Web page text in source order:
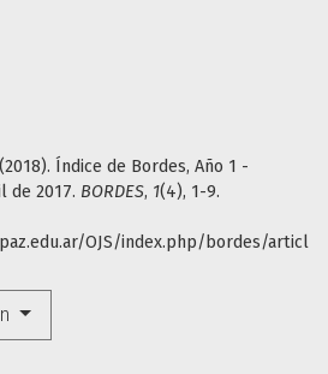
Índice de Bordes, Año 1 -
de 2017. BORDES, 1(4), 1-9.
OJS/index.php/bordes/articl